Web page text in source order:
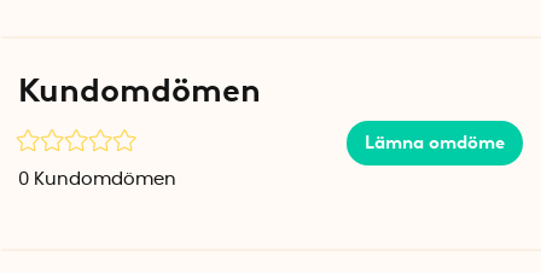
kontrakt. Etiketthållaren på framsidan gör det lätt att märka
Canvas-serie, vilket innebär att du kan kombinera den med
andra produkter i samma stil för en enhetlig look.
Kundomdömen
Lämna omdöme
0 Kundomdömen